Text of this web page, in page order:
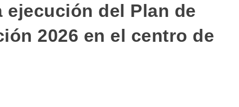
ejecución del Plan de
2026 en el centro de